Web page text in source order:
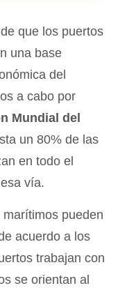
que los puertos
una base
del
a cabo por
Mundial del
un 80% de las
en todo el
vía.
pueden
acuerdo a los
trabajan con
se orientan al